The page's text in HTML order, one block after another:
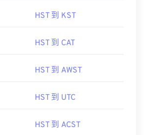
HST 到 KST
HST 到 CAT
HST 到 AWST
HST 到 UTC
HST 到 ACST